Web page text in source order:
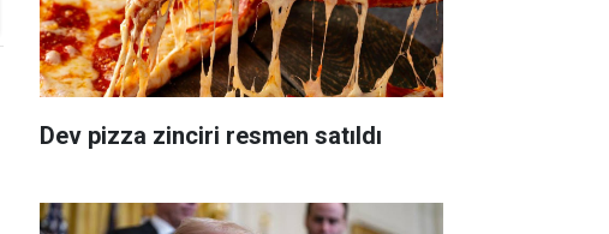
Dev pizza zinciri resmen satıldı